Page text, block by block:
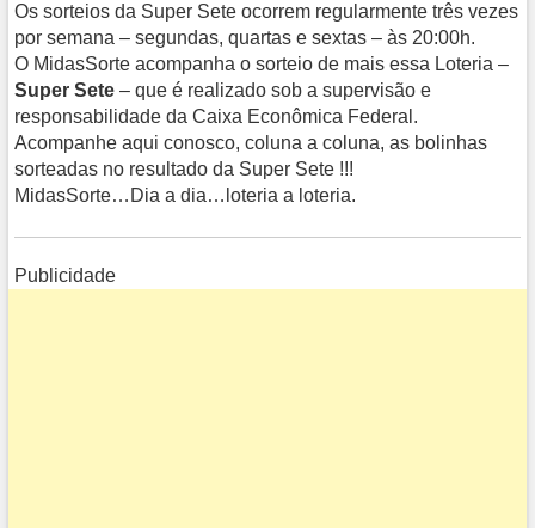
Os sorteios da Super Sete ocorrem regularmente três vezes
por semana – segundas, quartas e sextas – às 20:00h.
O MidasSorte acompanha o sorteio de mais essa Loteria –
Super Sete – que é realizado sob a supervisão e
responsabilidade da Caixa Econômica Federal.
Acompanhe aqui conosco, coluna a coluna, as bolinhas
sorteadas no resultado da Super Sete !!!
MidasSorte…Dia a dia…loteria a loteria.
Publicidade